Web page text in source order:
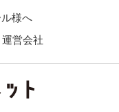
様へ
運営会社